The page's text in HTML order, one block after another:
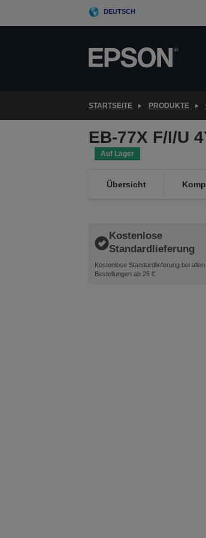
DEUTSCH
STARTSEITE PRODUKTE
EB-77X F/I/U
Auf Lager
Übersicht
Kostenlose
Standardlieferung
Kostenlose Standardlieferung bei allen
Bestellungen ab 25 €